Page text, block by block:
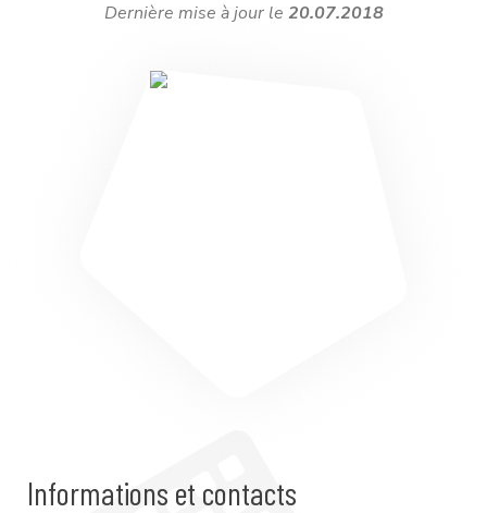
Dernière mise à jour le 20.07.2018
Informations et contacts